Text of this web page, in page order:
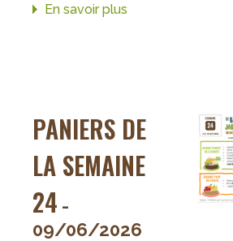
En savoir plus
PANIERS DE
LA SEMAINE
24 -
09/06/2026